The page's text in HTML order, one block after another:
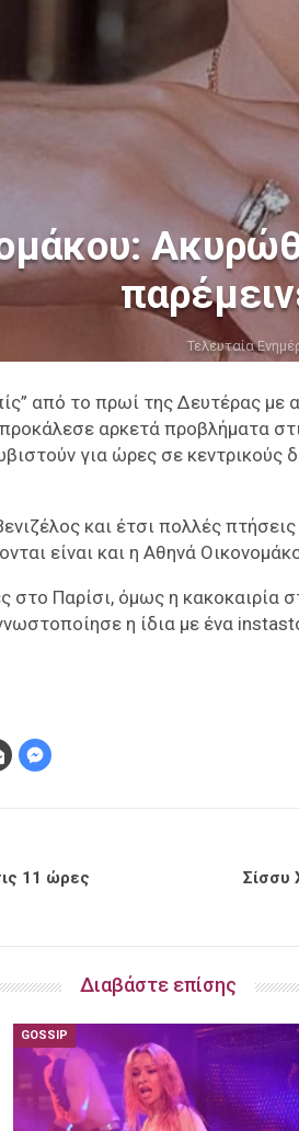
Τελευταία
από το πρωί της Δευτέρας
αρκετά προβλήματα
για ώρες σε κεντρικούς
και έτσι πολλές
είναι και η Αθηνά
στο Παρίσι, όμως η κακοκαιρία
η ίδια με ένα
11 ώρες
Σίσσυ
Διαβάστε επίσης
GOSSIP